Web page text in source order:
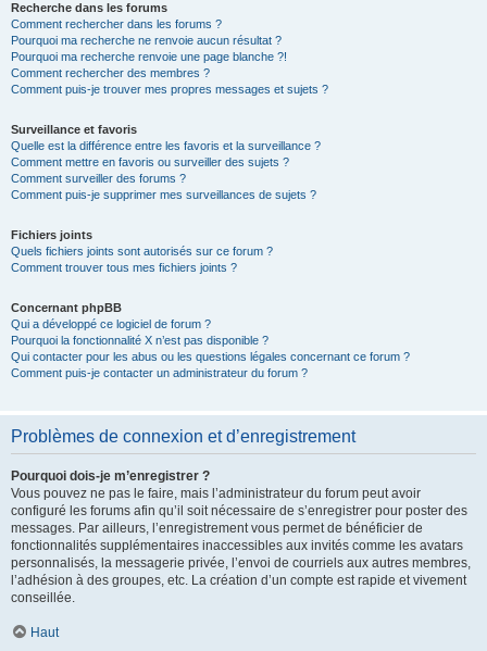
Recherche dans les forums
Comment rechercher dans les forums ?
Pourquoi ma recherche ne renvoie aucun résultat ?
Pourquoi ma recherche renvoie une page blanche ?!
Comment rechercher des membres ?
Comment puis-je trouver mes propres messages et sujets ?
Surveillance et favoris
Quelle est la différence entre les favoris et la surveillance ?
Comment mettre en favoris ou surveiller des sujets ?
Comment surveiller des forums ?
Comment puis-je supprimer mes surveillances de sujets ?
Fichiers joints
Quels fichiers joints sont autorisés sur ce forum ?
Comment trouver tous mes fichiers joints ?
Concernant phpBB
Qui a développé ce logiciel de forum ?
Pourquoi la fonctionnalité X n’est pas disponible ?
Qui contacter pour les abus ou les questions légales concernant ce forum ?
Comment puis-je contacter un administrateur du forum ?
Problèmes de connexion et d’enregistrement
Pourquoi dois-je m’enregistrer ?
Vous pouvez ne pas le faire, mais l’administrateur du forum peut avoir
configuré les forums afin qu’il soit nécessaire de s’enregistrer pour poster des
messages. Par ailleurs, l’enregistrement vous permet de bénéficier de
fonctionnalités supplémentaires inaccessibles aux invités comme les avatars
personnalisés, la messagerie privée, l’envoi de courriels aux autres membres,
l’adhésion à des groupes, etc. La création d’un compte est rapide et vivement
conseillée.
Haut